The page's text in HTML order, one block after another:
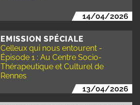
14/04/2026
EMISSION SPÉCIALE
Celleux qui nous entourent -
Épisode 1 : Au Centre Socio-
Thérapeutique et Culturel de
Rennes
13/04/2026